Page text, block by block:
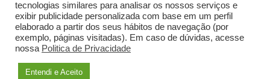
© 2024 Cirius Quality. Todos os direitos reservados. Desenvolvido por
Shiftmind | Marketing Digital B2B
Política de privacidade
tecnologias similares para analisar os nossos serviços e
exibir publicidade personalizada com base em um perfil
elaborado a partir dos seus hábitos de navegação (por
exemplo, páginas visitadas). Em caso de dúvidas, acesse
nossa Politica de Privacidade
Entendi e Aceito